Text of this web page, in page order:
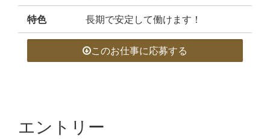
特色 長期で安定して働けます！
このお仕事に応募する
エントリー